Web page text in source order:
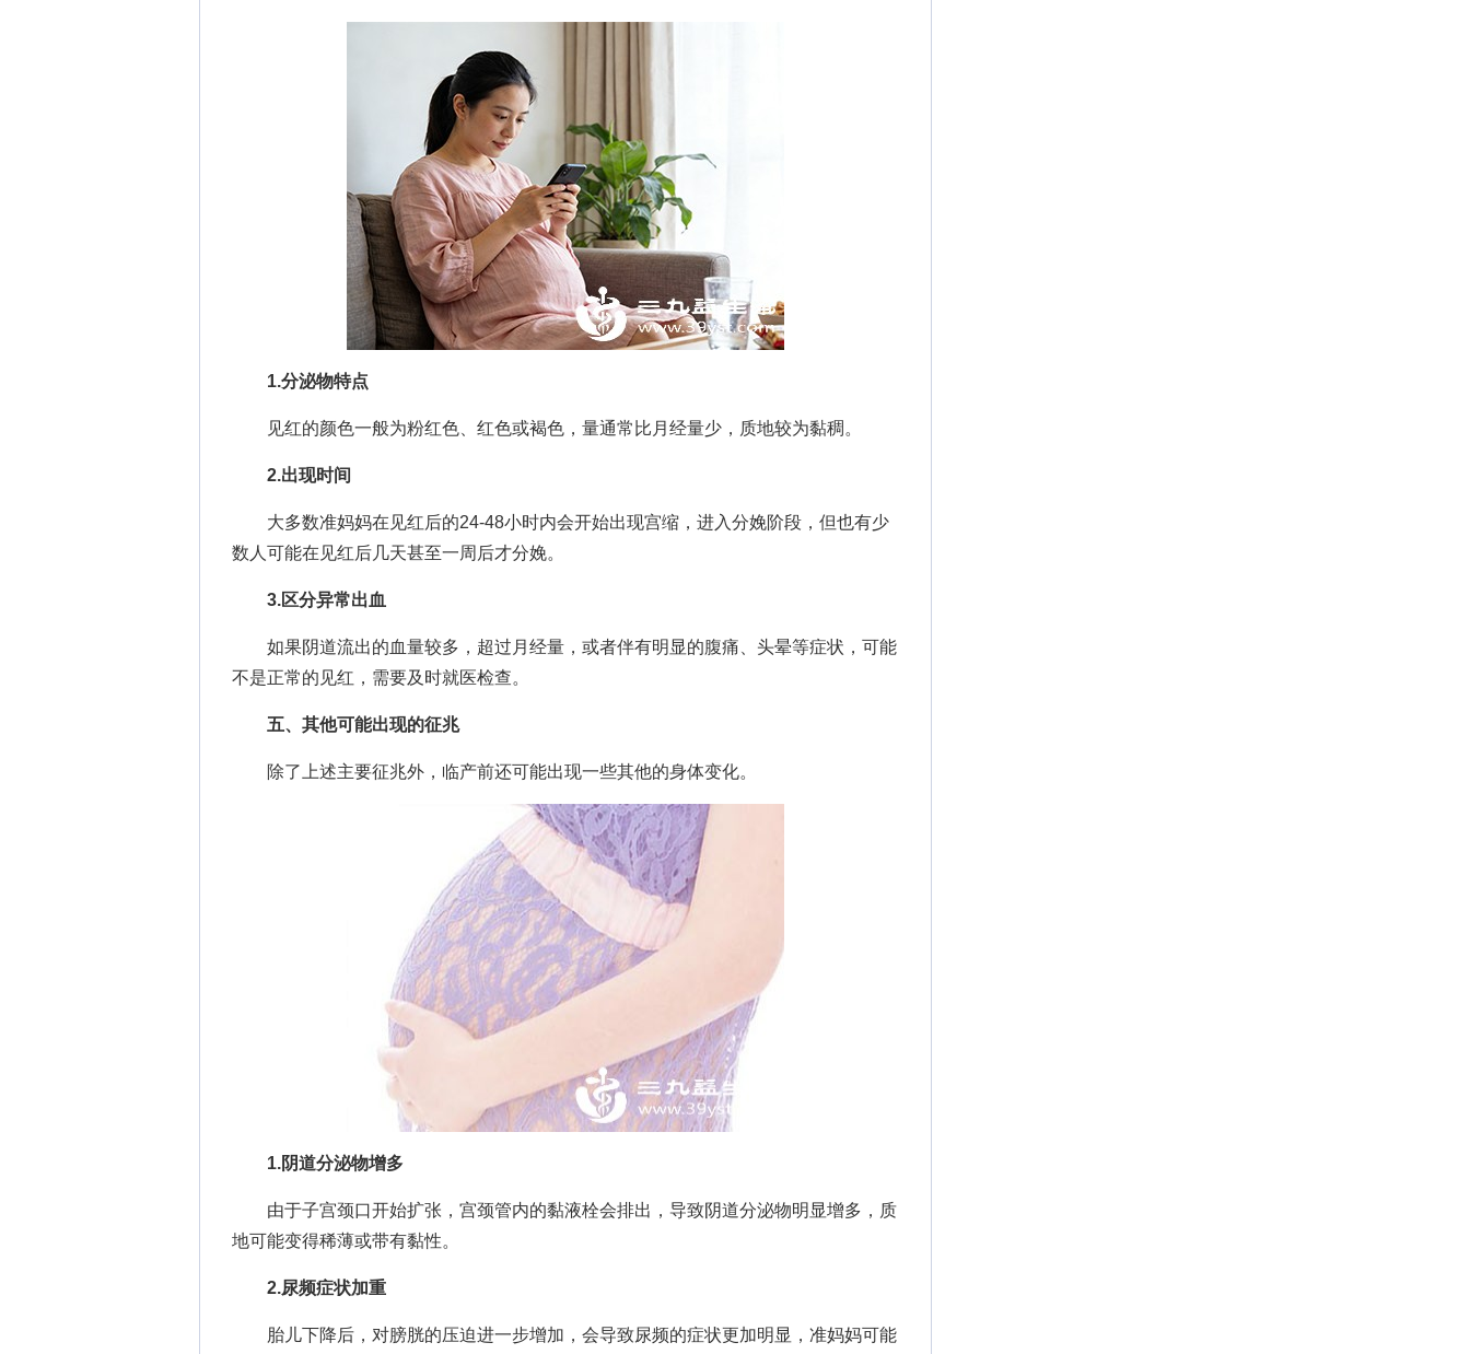
1.分泌物特点
见红的颜色一般为粉红色、红色或褐色，量通常比月经量少，质地较为黏稠。
2.出现时间
大多数准妈妈在见红后的24-48小时内会开始出现宫缩，进入分娩阶段，但也有少
数人可能在见红后几天甚至一周后才分娩。
3.区分异常出血
如果阴道流出的血量较多，超过月经量，或者伴有明显的腹痛、头晕等症状，可能
不是正常的见红，需要及时就医检查。
五、其他可能出现的征兆
除了上述主要征兆外，临产前还可能出现一些其他的身体变化。
1.阴道分泌物增多
由于子宫颈口开始扩张，宫颈管内的黏液栓会排出，导致阴道分泌物明显增多，质
地可能变得稀薄或带有黏性。
2.尿频症状加重
胎儿下降后，对膀胱的压迫进一步增加，会导致尿频的症状更加明显，准妈妈可能